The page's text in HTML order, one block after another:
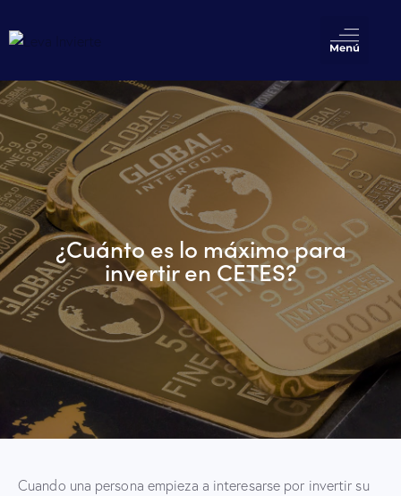
¿Cuánto es lo máximo para
invertir en CETES?
Cuando una persona empieza a interesarse por invertir su